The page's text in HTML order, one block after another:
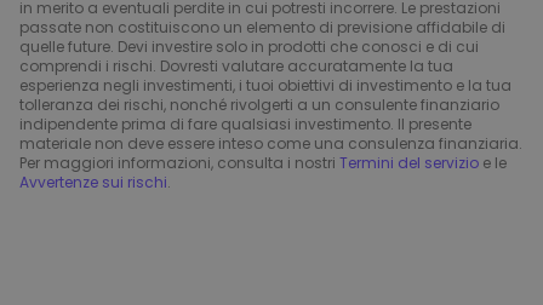
in merito a eventuali perdite in cui potresti incorrere. Le prestazioni
passate non costituiscono un elemento di previsione affidabile di
quelle future. Devi investire solo in prodotti che conosci e di cui
comprendi i rischi. Dovresti valutare accuratamente la tua
esperienza negli investimenti, i tuoi obiettivi di investimento e la tua
tolleranza dei rischi, nonché rivolgerti a un consulente finanziario
indipendente prima di fare qualsiasi investimento. Il presente
materiale non deve essere inteso come una consulenza finanziaria.
Per maggiori informazioni, consulta i nostri Termini del servizio e le
Avvertenze sui rischi.